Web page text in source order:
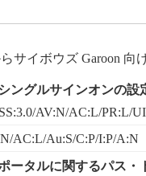
サイボウズ Garoon 向
ングルサインオンの
AV:N/AC:L/PR:L/
AC:L/Au:S/C:P/I:P/A:N
ータルに関するパス・